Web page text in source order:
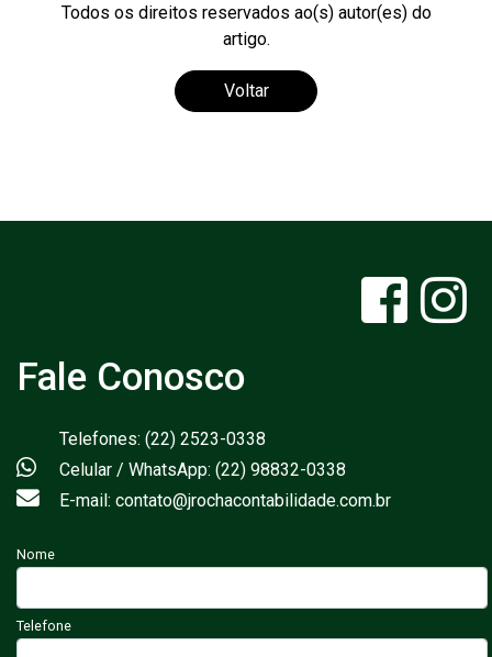
Todos os direitos reservados ao(s) autor(es) do
artigo.
Voltar
Fale Conosco
Telefones: (22) 2523-0338
Celular / WhatsApp: (22) 98832-0338
E-mail: contato@jrochacontabilidade.com.br
Nome
Telefone